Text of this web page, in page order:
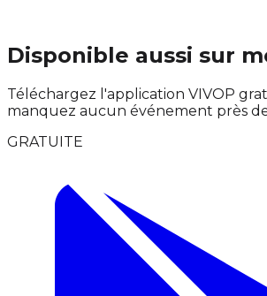
Disponible aussi sur
Téléchargez l'application VIVOP
manquez aucun événement près
GRATUITE